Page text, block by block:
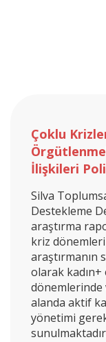
Çoklu
İlişkileri
Silva
Destekleme
araştırma
kriz
araştırmanın
olarak
dönemlerinde
alanda aktif
yönetimi